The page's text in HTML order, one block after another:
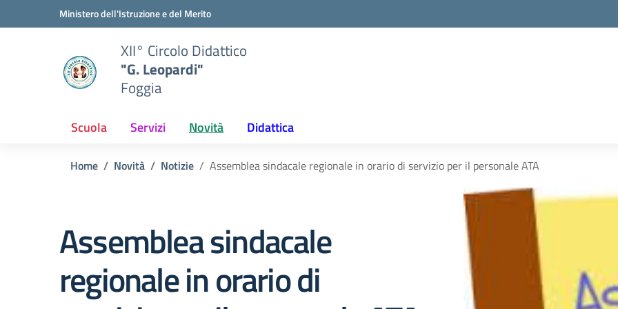
Vai ai contenuti
Vai al menu di navigazioneMinistero dell'Istruzione e del Merito
XII° Circolo Didattico
"G. Leopardi"
Foggia
Scuola Servizi Novità Didattica
Home Novità Notizie Assemblea sindacale regionale in orario di servizio per il personale ATA
Assemblea sindacale
regionale in orario di